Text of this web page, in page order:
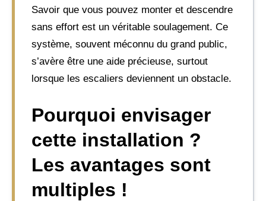
Savoir que vous pouvez monter et descendre
sans effort est un véritable soulagement. Ce
système, souvent méconnu du grand public,
s’avère être une aide précieuse, surtout
lorsque les escaliers deviennent un obstacle.
Pourquoi envisager
cette installation ?
Les avantages sont
multiples !